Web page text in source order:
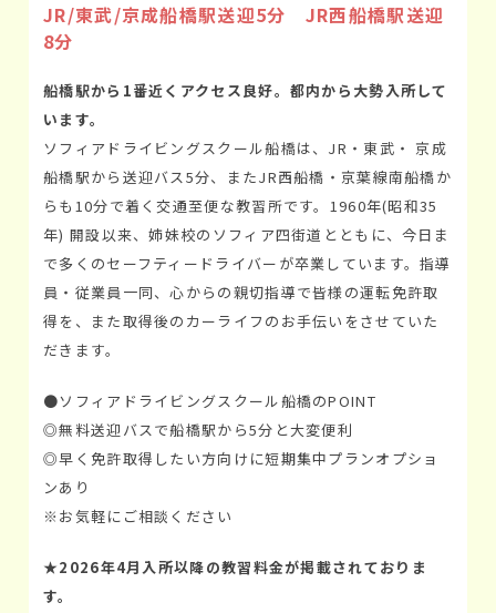
JR/東武/京成船橋駅送迎5分 JR西船橋駅送迎
8分
船橋駅から1番近くアクセス良好。都内から大勢入所して
います。
ソフィアドライビングスクール船橋は、JR・東武・ 京成
船橋駅から送迎バス5分、またJR西船橋・京葉線南船橋か
らも10分で着く交通至便な教習所です。1960年(昭和35
年) 開設以来、姉妹校のソフィア四街道とともに、今日ま
で多くのセーフティードライバーが卒業しています。指導
員・従業員一同、心からの親切指導で皆様の運転免許取
得を、また取得後のカーライフのお手伝いをさせていた
だきます。
●ソフィアドライビングスクール船橋のPOINT
◎無料送迎バスで船橋駅から5分と大変便利
◎早く免許取得したい方向けに短期集中プランオプショ
ンあり
※お気軽にご相談ください
★2026年4月入所以降の教習料金が掲載されておりま
す。